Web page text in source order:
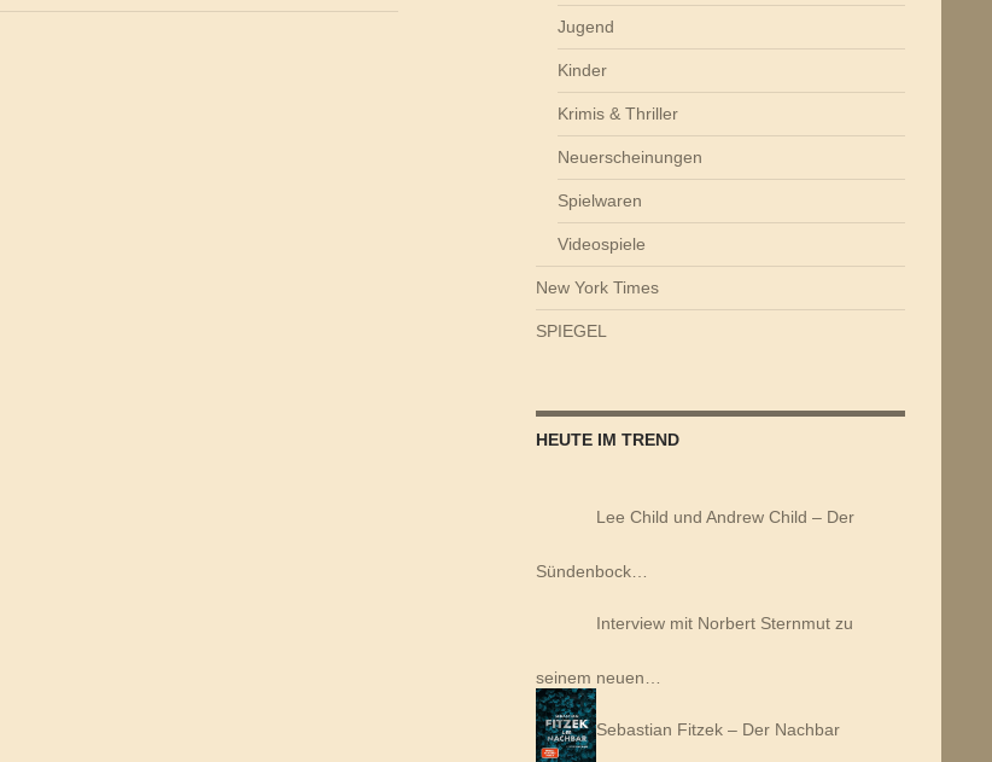
Jugend
Kinder
Krimis & Thriller
Neuerscheinungen
Spielwaren
Videospiele
New York Times
SPIEGEL
HEUTE IM TREND
Lee Child und Andrew Child – Der
Sündenbock…
Interview mit Norbert Sternmut zu
seinem neuen…
Sebastian Fitzek – Der Nachbar